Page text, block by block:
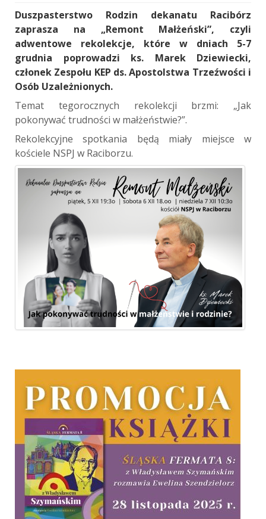
Duszpasterstwo Rodzin dekanatu Racibórz
zaprasza na „Remont Małżeński”, czyli
adwentowe rekolekcje, które w dniach 5-7
grudnia poprowadzi ks. Marek Dziewiecki,
członek Zespołu KEP ds. Apostolstwa Trzeźwości i
Osób Uzależnionych.
Temat tegorocznych rekolekcji brzmi: „Jak
pokonywać trudności w małżeństwie?”.
Rekolekcyjne spotkania będą miały miejsce w
kościele NSPJ w Raciborzu.